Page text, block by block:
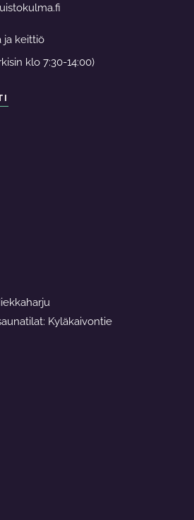
ja keittiö
klo 7:30-14:00)
Kyläkaivontie